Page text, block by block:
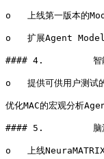
o   上线第一版本的
o   扩展Agent Model
#### 4.         智能
o   提供可供用户测试
优化MAC的宏观分析
#### 5.         脑波
o   上线NeuraMATRIX